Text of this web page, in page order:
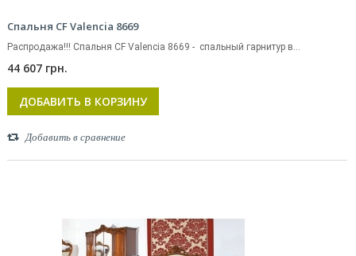
Спальня CF Valencia 8669
Распродажа!!! Спальня CF Valencia 8669 - спальный гарнитур в...
44 607 грн.
ДОБАВИТЬ В КОРЗИНУ
Добавить в сравнение